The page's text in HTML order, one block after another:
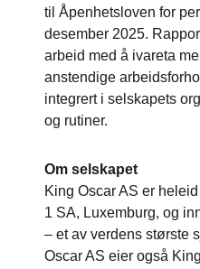
til Åpenhetsloven for
desember 2025.
arbeid med å ivareta
anstendige
integrert i selskapets
og rutiner.
Om selskapet
King Oscar AS er
1 SA, Luxemburg, og
– et av verdens største
Oscar AS eier også